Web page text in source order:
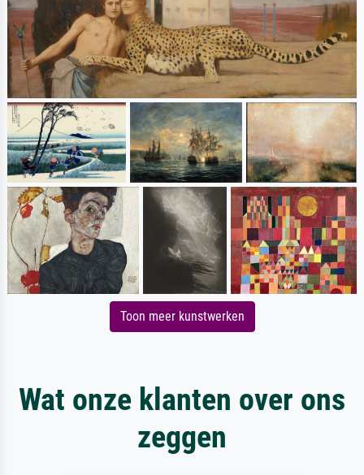
Toon meer kunstwerken
Wat onze klanten over ons
zeggen